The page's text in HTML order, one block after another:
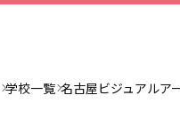
学校一覧 名古屋ビジュアルア